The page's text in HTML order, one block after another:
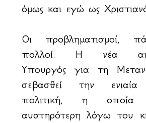
όμως και εγώ ως
Οι προβληματισμοί,
πολλοί. Η νέα
Υπουργός για τη
σεβασθεί την ενιαία
πολιτική, η οποία
αυστηρότερη λόγω του